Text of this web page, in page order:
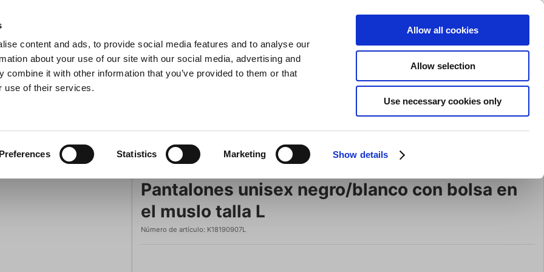
content and ads, to provide social media features and to analyse our
about your use of our site with our social media, advertising and
combine it with other information that you’ve provided to them or that
use of their services.
Preferences Statistics Marketing Show details
Allow all cookies
Allow selection
Use necessary cookies only
Buscar
ENTRAR
Carrito de compras (0)
Ollas y sartenes Para la mesa Marca
Oferta
Pantalones unisex negro/blanco con bolsa en
el muslo talla L
Número de artículo: K18190907L